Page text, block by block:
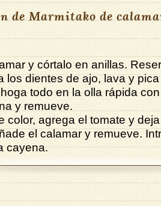
de Marmitako de
y córtalo en anillas.
los dientes de ajo, lava y
todo en la olla rápida
y remueve.
color, agrega el tomate y
el calamar y remueve.
cayena.